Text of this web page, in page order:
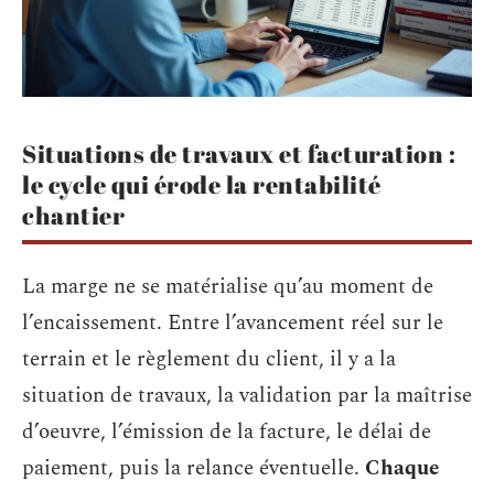
Situations de travaux et facturation :
le cycle qui érode la rentabilité
chantier
La marge ne se matérialise qu’au moment de
l’encaissement. Entre l’avancement réel sur le
terrain et le règlement du client, il y a la
situation de travaux, la validation par la maîtrise
d’oeuvre, l’émission de la facture, le délai de
paiement, puis la relance éventuelle. Chaque